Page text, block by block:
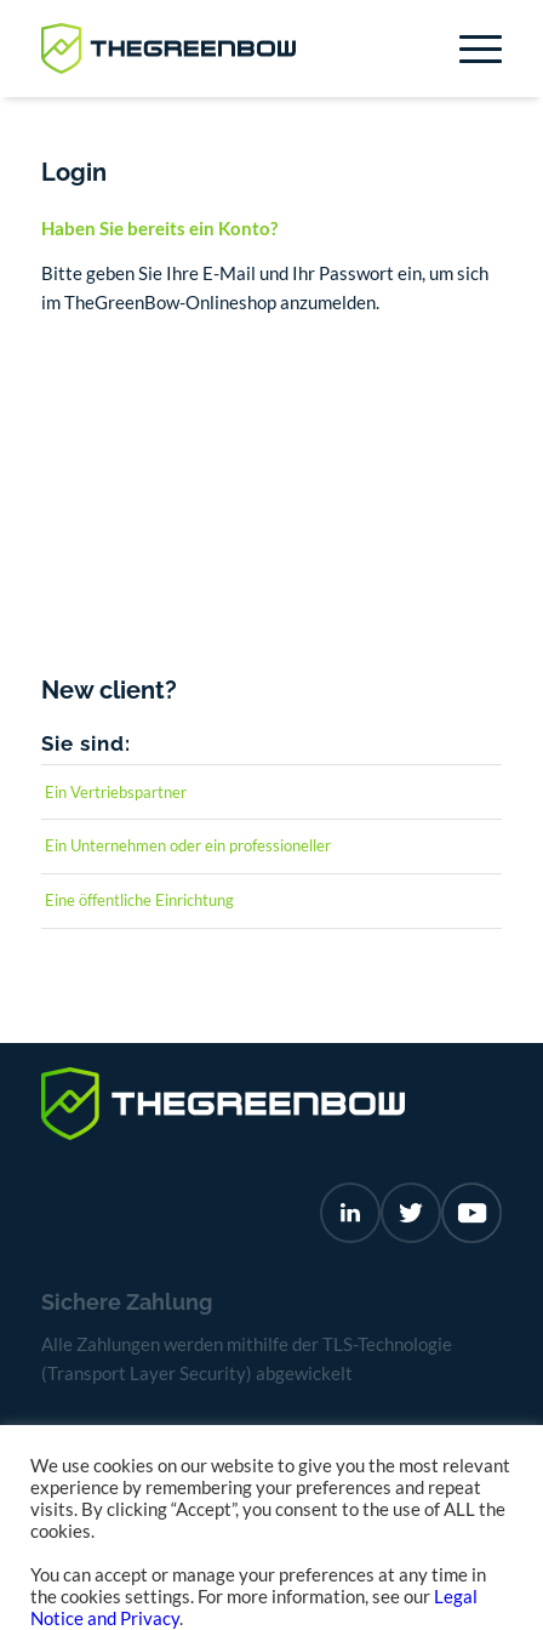
Login
Haben Sie bereits ein Konto?
Bitte geben Sie Ihre E-Mail und Ihr Passwort ein, um sich
im TheGreenBow-Onlineshop anzumelden.
New client?
Sie sind:
Ein Vertriebspartner
Ein Unternehmen oder ein professioneller
Eine öffentliche Einrichtung
Sichere Zahlung
Alle Zahlungen werden mithilfe der TLS-Technologie
(Transport Layer Security) abgewickelt
Allgemeine
We use cookies on our website to give you the most relevant
experience by remembering your preferences and repeat
visits. By clicking “Accept”, you consent to the use of ALL the
cookies.
You can accept or manage your preferences at any time in
the cookies settings. For more information, see our Legal
Notice and Privacy.